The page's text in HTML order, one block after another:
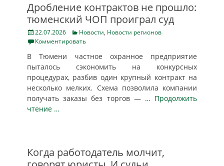
Дробление контрактов не прошло:
тюменский ЧОП проиграл суд
Posted
on
22.07.2026 Categories
Новости, Новости регионов
Комментировать
В Тюмени частное охранное предприятие
пыталось сэкономить на конкурсных
процедурах, разбив один крупный контракт на
несколько мелких. Схема позволила компании
получать заказы без торгов — … Продолжить
чтение …
Когда работодатель молчит,